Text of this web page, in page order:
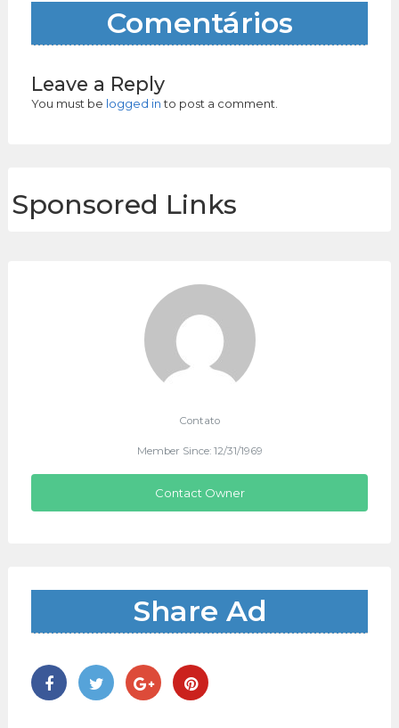
Comentários
Leave a Reply
You must be logged into post a comment.
Sponsored Links
Contato
Member Since: 12/31/1969
Contact Owner
Share Ad